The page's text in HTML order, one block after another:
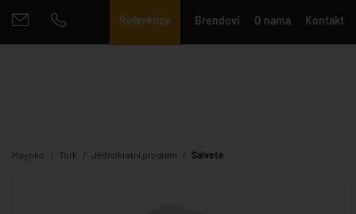
Reference Brendovi O nama Kontakt
Mayoko Tork Jednokratni program Salvete